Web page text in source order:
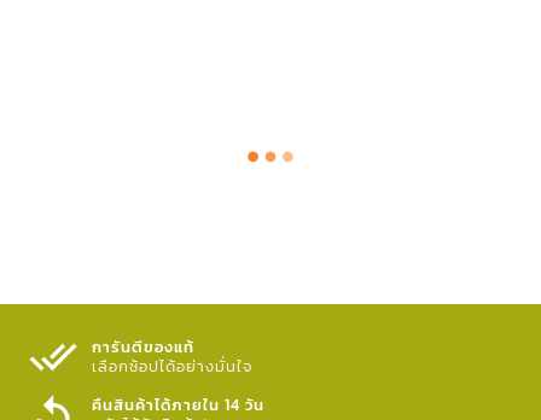
การันตีของแท้
เลือกช้อปได้อย่างมั่นใจ​
คืนสินค้าได้ภายใน 14 วัน